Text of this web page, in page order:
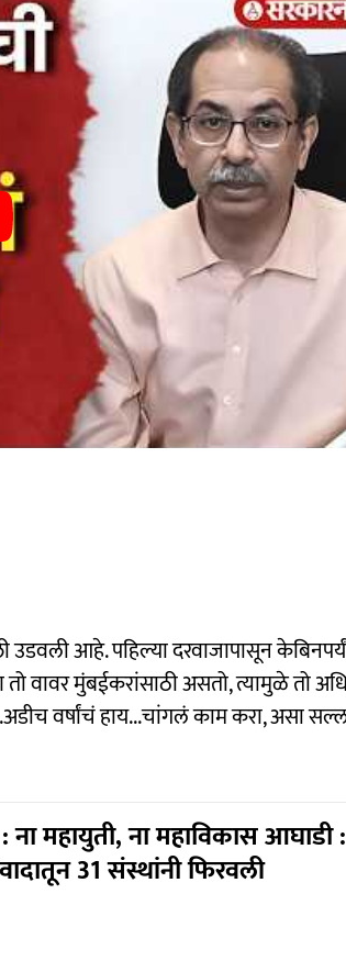
उडवली आहे. पहिल्या दरवाजापासून
वावर मुंबईकरांसाठी असतो, त्यामुळे तो
वर्षांचं हाय...चांगलं काम करा, असा
महायुती, ना महाविकास आघाडी :
31 संस्थांनी फिरवली